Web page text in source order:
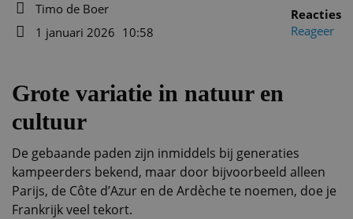
Auteur
Timo de Boer
1 januari 2026 10:58
Reacties
Reageer
Grote variatie in natuur en
cultuur
De gebaande paden zijn inmiddels bij generaties
kampeerders bekend, maar door bijvoorbeeld alleen
Parijs, de Côte d’Azur en de Ardèche te noemen, doe je
Frankrijk veel tekort.